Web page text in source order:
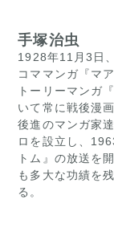
手塚治虫
1928年11月3日
コママンガ『マ
トーリーマンガ
いて常に戦後漫
後進のマンガ家
ロを設立し、
トム』の放送を
も多大な功績を
る。